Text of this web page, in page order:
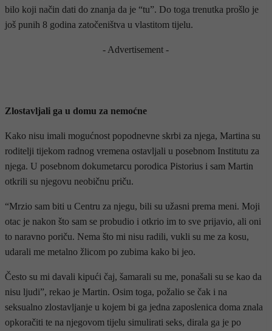
bilo koji način dati do znanja da je “tu”. Do toga trenutka prošlo je
još punih 8 godina zatočeništva u vlastitom tijelu.
- Advertisement -
Zlostavljali ga u domu za nemoćne
Kako nisu imali mogućnost popodnevne skrbi za njega, Martina su
roditelji tijekom radnog vremena ostavljali u posebnom Institutu za
njega. U posebnom dokumetarcu porodica Pistorius i sam Martin
otkrili su njegovu neobičnu priču.
“Mrzio sam biti u Centru za njegu, bili su užasni prema meni. Moji
otac je nakon što sam se probudio i otkrio im to sve prijavio, ali oni
to naravno poriču. Nema što mi nisu radili, vukli su me za kosu,
udarali me metalno žlicom po zubima kako bi jeo.
Često su mi davali kipući čaj, šamarali su me, ponašali su se kao da
nisu ljudi”, rekao je Martin. Osim toga, požalio se čak i na
seksualno zlostavljanje u kojem bi ga jedna zaposlenica doma znala
opkoračiti te na njegovom tijelu simulirati seks, dirala ga je po